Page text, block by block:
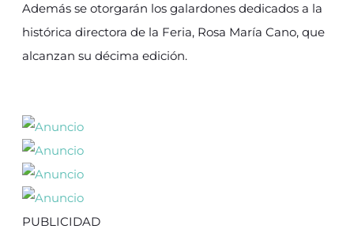
Además se otorgarán los galardones dedicados a la
histórica directora de la Feria, Rosa María Cano, que
alcanzan su décima edición.
PUBLICIDAD